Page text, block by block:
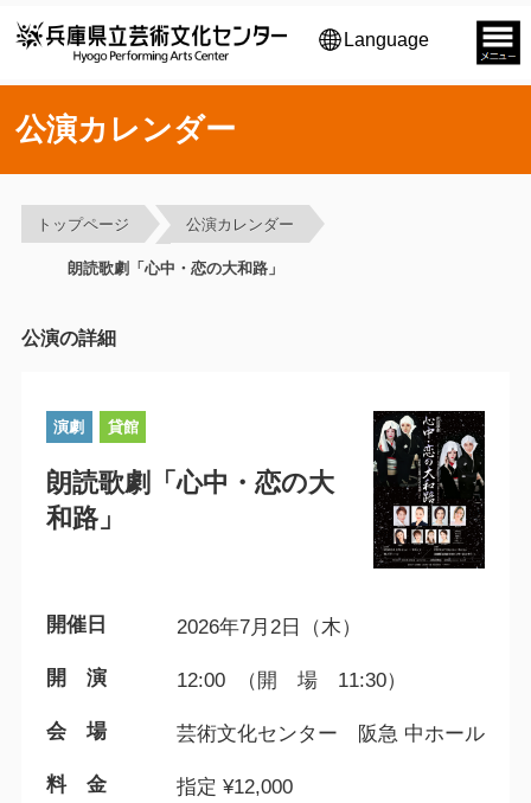
Language
公演カレンダー
トップページ 公演カレンダー
朗読歌劇「心中・恋の大和路」
公演の詳細
演劇 貸館
朗読歌劇「心中・恋の大
和路」
開催日 2026年7月2日（木）
開 演 12:00 （開 場 11:30）
会 場 芸術文化センター 阪急 中ホール
料 金 指定 ¥12,000